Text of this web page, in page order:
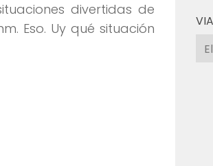
divertidas de
Eso. Uy qué situación